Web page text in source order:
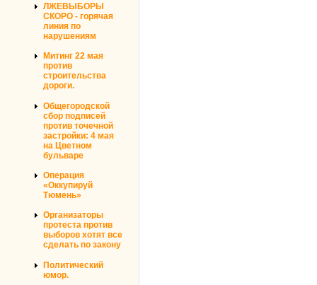
ЛЖЕВЫБОРЫ
СКОРО - горячая
линия по
нарушениям
Митинг 22 мая
против
строительства
дороги.
Общегородской
сбор подписей
против точечной
застройки: 4 мая
на Цветном
бульваре
Операция
«Оккупируй
Тюмень»
Организаторы
протеста против
выборов хотят все
сделать по закону
Политический
юмор.